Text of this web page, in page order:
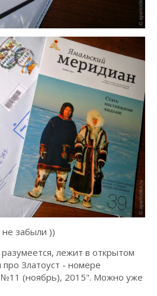
забыли ))
лежит в открытом
про Златоуст - номере
(ноябрь), 2015". Можно уже